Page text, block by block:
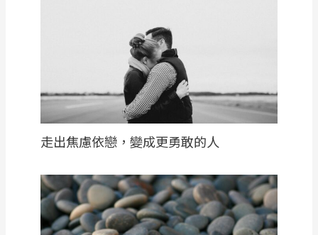
走出焦慮依戀，變成更勇敢的人